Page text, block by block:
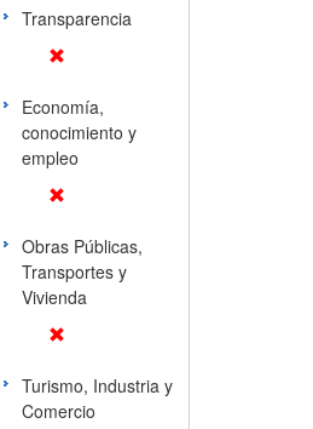
Transparencia
Economía,
conocimiento y
empleo
Obras Públicas,
Transportes y
Vivienda
Turismo, Industria y
Comercio